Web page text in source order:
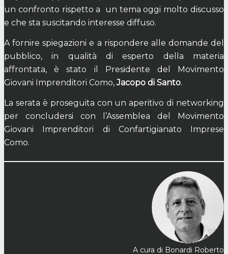
un confronto rispetto a
un tema oggi molto discusso
e che sta suscitando interesse diffuso.
A fornire spiegazioni e a rispondere alle domande del
pubblico, in qualità di esperto della materia
affrontata, è stato il Presidente del Movimento
Giovani Imprenditori Como,Jacopo di Santo.
La serata è proseguita con un aperitivo di networking
per concludersi con l’Assemblea del Movimento
Giovani Imprenditori di Confartigianato Imprese
Como.
A cura di Bonardi Roberto